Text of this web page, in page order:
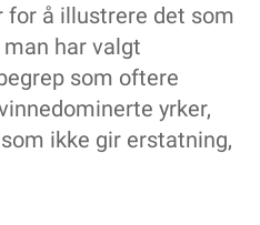
for å illustrere det som
har valgt
som oftere
yrker,
ikke gir erstatning,